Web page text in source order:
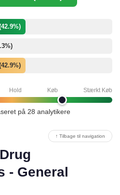
Hold Køb Stærkt Køb
på 28 analytikere
↑ Tilbage til navigation
- General